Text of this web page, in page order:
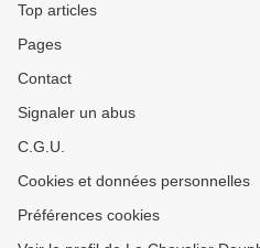
Top articles
Pages
Contact
Signaler un abus
C.G.U.
Cookies et données personnelles
Préférences cookies